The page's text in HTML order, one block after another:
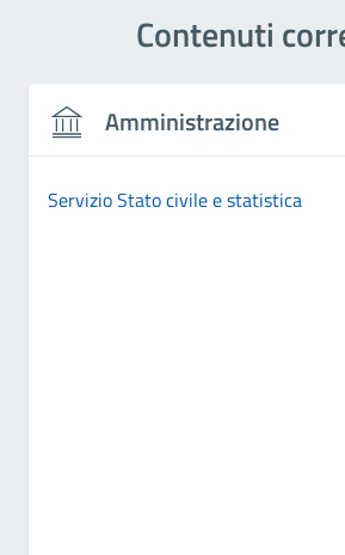
Contenuti
Amministrazione
Servizio Stato civile e statistica